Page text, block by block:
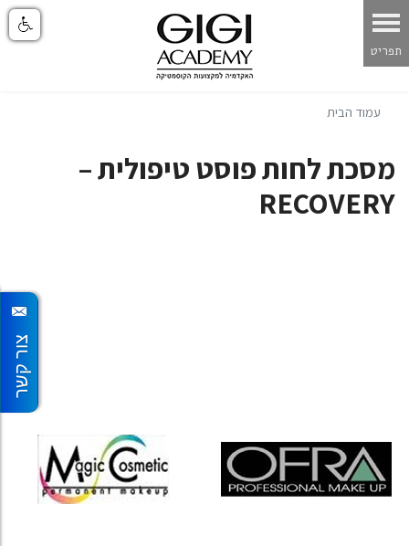
עמוד הבית
מסכת לחות פוסט טיפולית –
RECOVERY
צור קשר